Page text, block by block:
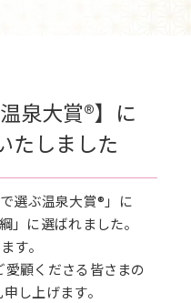
泉大賞®】に
たしました
選ぶ温泉大賞®」に
」に選ばれました。
す。
顧くださる皆さまの
し上げます。